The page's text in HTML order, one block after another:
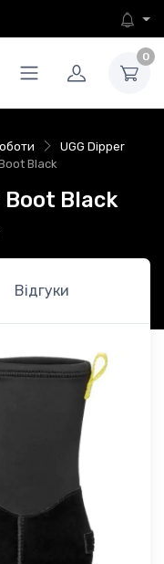
0
UGG Dipper
Black
Boot Black
Відгуки